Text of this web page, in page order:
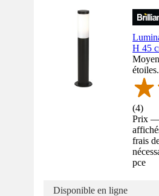
H 45
(4)
Prix —
frais
pce
Disponible en ligne